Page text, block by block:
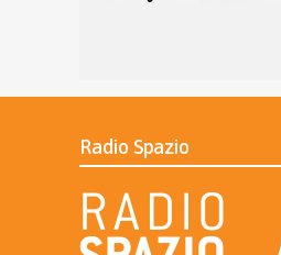
Radio Spazio